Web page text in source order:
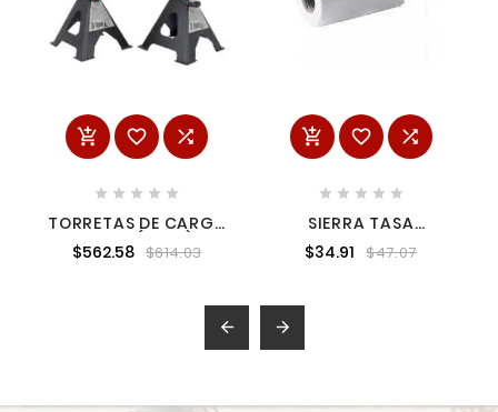
  
    
TORRETAS DE CARGA
3 TON (1 PAR)
$562.58 $614.03
  
    
SIERRA TASA
BIMETALICA ACERO
11/16 WEST-SGT-2100
$34.91 $47.07
 